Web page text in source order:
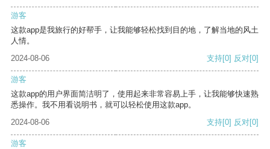
游客
这款app是我旅行的好帮手，让我能够轻松找到目的地，了解当地的风土
人情。
2024-08-06
支持[0] 反对[0]
游客
这款app的用户界面简洁明了，使用起来非常容易上手，让我能够快速熟
悉操作。我不用看说明书，就可以轻松使用这款app。
2024-08-06
支持[0] 反对[0]
游客